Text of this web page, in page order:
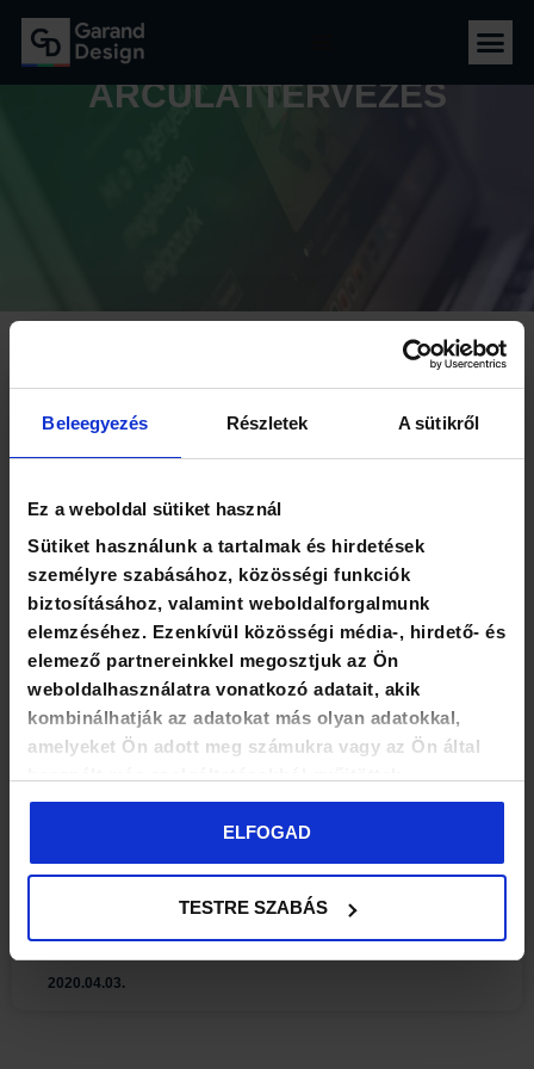
Beleegyezés Részletek A sütikről
Ez a weboldal sütiket használ
Sütiket használunk a tartalmak és hirdetések
személyre szabásához, közösségi funkciók
biztosításához, valamint weboldalforgalmunk
elemzéséhez. Ezenkívül közösségi média-, hirdető- és
elemező partnereinkkel megosztjuk az Ön
weboldalhasználatra vonatkozó adatait, akik
kombinálhatják az adatokat más olyan adatokkal,
amelyeket Ön adott meg számukra vagy az Ön által
ELFOGAD
TESTRE SZABÁS
ARCULATTERVEZÉS
Grabant Ingatlan
Az ingatlanpiacon Grabant Ingatlan a top 5
ügynökségek között szerepel. Az ingatlanpiacon való
egy átlátható, felhasználóbarát, design elemekkel
egyedivé varázsolt arculatot.
2020.04.03.